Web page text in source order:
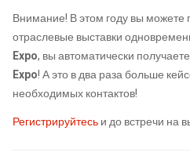
Внимание! В этом году вы можете
отраслевые выставки
Expo, вы автоматически
Expo! А это в два раза больше
необходимых контактов!
Регистрируйтесьи до встречи на